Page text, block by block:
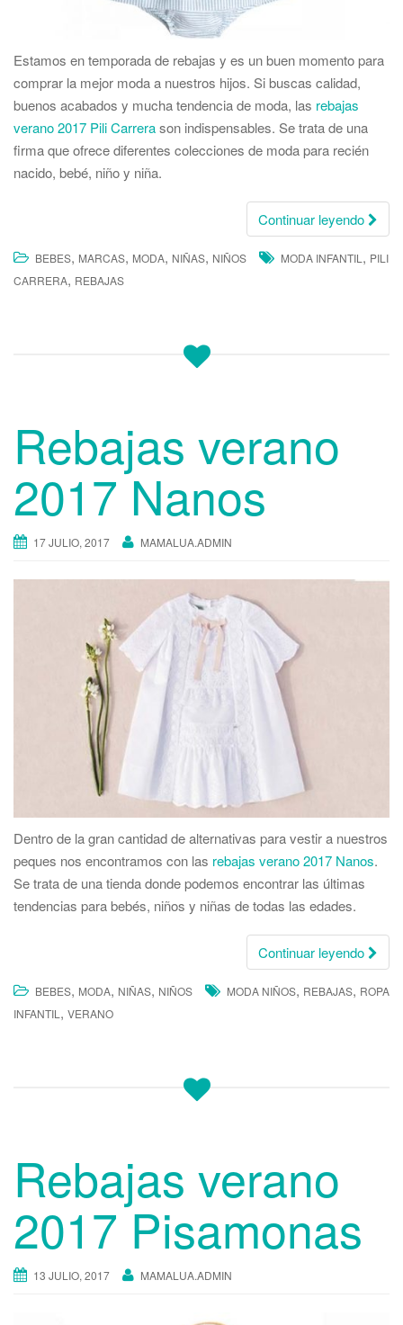
Estamos en temporada de rebajas y es un buen momento para
comprar la mejor moda a nuestros hijos. Si buscas calidad,
buenos acabados y mucha tendencia de moda, las rebajas
verano 2017 Pili Carrerason indispensables. Se trata de una
firma que ofrece diferentes colecciones de moda para recién
nacido, bebé, niño y niña.
Continuar leyendo
BEBES, MARCAS, MODA, NIÑAS, NIÑOS MODA INFANTIL , PILI
CARRERA, REBAJAS
Rebajas verano
2017 Nanos
17 JULIO, 2017 MAMALUA.ADMIN
Dentro de la gran cantidad de alternativas para vestir a nuestros
peques nos encontramos con las rebajas verano 2017 Nanos.
Se trata de una tienda donde podemos encontrar las últimas
tendencias para bebés, niños y niñas de todas las edades.
Continuar leyendo
BEBES, MODA, NIÑAS, NIÑOS MODA NIÑOS, REBAJAS, ROPA
INFANTIL , VERANO
Rebajas verano
2017 Pisamonas
13 JULIO, 2017 MAMALUA.ADMIN